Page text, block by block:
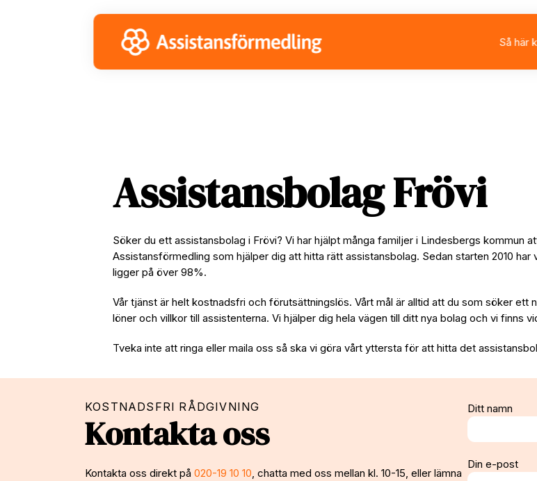
Så här
Assistansbolag Frövi
Söker du ett assistansbolag i Frövi? Vi har hjälpt många familjer i Lindesbergs kommun
Assistansförmedling som hjälper dig att hitta rätt assistansbolag. Sedan starten 2010
ligger på över 98%.
Vår tjänst är helt kostnadsfri och förutsättningslös. Vårt mål är alltid att du som söker
löner och villkor till assistenterna. Vi hjälper dig hela vägen till ditt nya bolag och vi finns
Tveka inte att ringa eller maila oss så ska vi göra vårt yttersta för att hitta det
KOSTNADSFRI RÅDGIVNING
Kontakta oss
Kontakta oss direkt på 020-19 10 10 , chatta med oss mellan kl. 10-15, eller lämna
Ditt namn
Din e-post